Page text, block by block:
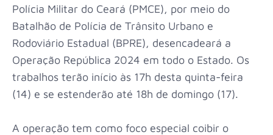
Polícia Militar do Ceará (PMCE), por meio do
Batalhão de Polícia de Trânsito Urbano e
Rodoviário Estadual (BPRE), desencadeará a
Operação República 2024 em todo o Estado. Os
trabalhos terão início às 17h desta quinta-feira
(14) e se estenderão até 18h de domingo (17).
A operação tem como foco especial coibir o